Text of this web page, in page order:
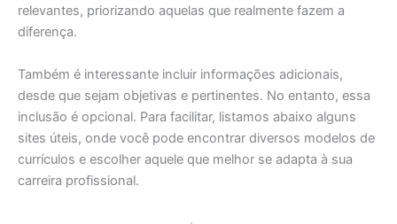
relevantes, priorizando aquelas que realmente fazem a
diferença.
Também é interessante incluir informações adicionais,
desde que sejam objetivas e pertinentes. No entanto, essa
inclusão é opcional. Para facilitar, listamos abaixo alguns
sites úteis, onde você pode encontrar diversos modelos de
currículos e escolher aquele que melhor se adapta à sua
carreira profissional.